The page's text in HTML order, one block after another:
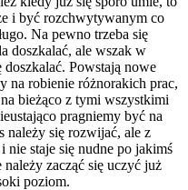
i być rozchwytywanym co
Na pewno trzeba się
doszkalać, ale wszak w
Powstają nowe
na robienie różnorakich prac,
bieżąco z tymi wszystkimi
pragniemy być na
należy się rozwijać, ale z
nie staje się nudne po jakimś
należy zacząć się uczyć już
poziom.